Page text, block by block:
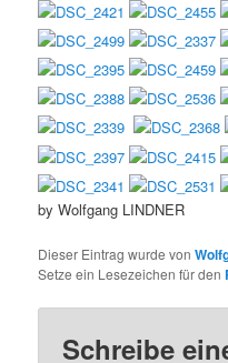
by Wolfgang LINDNER
Dieser Eintrag wurde von
Setze ein Lesezeichen für den
Schreibe